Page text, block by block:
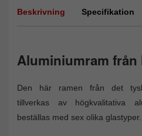
Beskrivning Specifikation
Aluminiumram från
Den här ramen från det
tillverkas av högkvalitativa
beställas med sex olika glastyper.